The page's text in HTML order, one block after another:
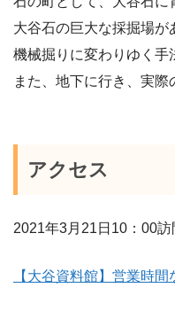
大谷石の巨大な採掘場
機械掘りに変わりゆく手
また、地下に行き、実際
アクセス
2021年3月21日10：00訪
【大谷資料館】営業時間